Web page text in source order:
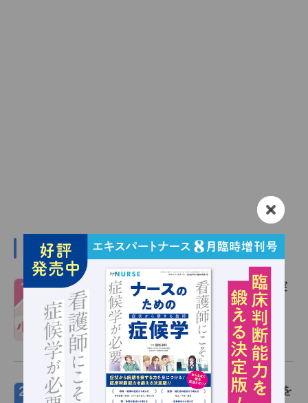
デイリーランキング
１
心電図波形の読み方 完全ガイド！基礎～実
践を図解で総まとめ
2026/07/29 特集記事
２
【新規会員登録(無料)キャンペーン】PDFを